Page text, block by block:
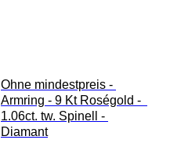
Ohne mindestpreis -
Armring - 9 Kt Roségold -
1.06ct. tw. Spinell -
Diamant